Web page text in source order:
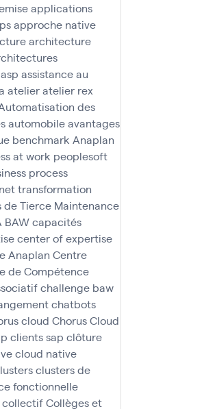
applications
approche native
architecture
asp assistance au
atelieratelier rex
des
automobileavantages
benchmark Anaplan
at work peoplesoft
process
transformation
Tierce Maintenance
BAWcapacités
center of expertise
Anaplan Centre
de Compétence
challenge baw
chatbots
cloud Chorus Cloud
clients sap clôture
cloud native
clusters de
fonctionnelle
collectifCollèges et